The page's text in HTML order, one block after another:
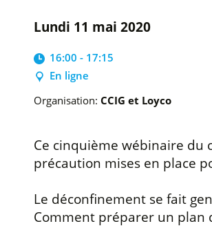
lundi 11 mai 2020
16:00 - 17:15
En ligne
Organisation: CCIG et Loyco
Ce cinquième wébinaire du
précaution mises en place
Le déconfinement se fait
Comment préparer un plan